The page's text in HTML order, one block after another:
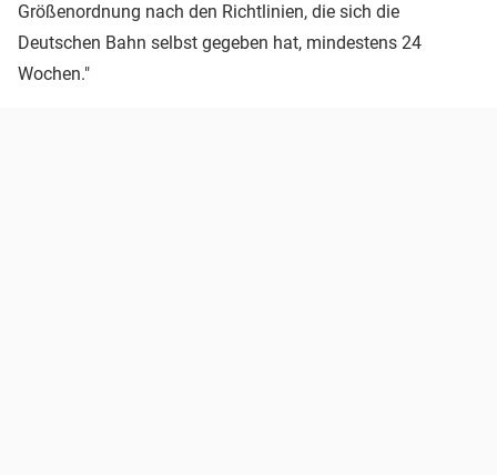
Größenordnung nach den Richtlinien, die sich die
Deutschen Bahn selbst gegeben hat, mindestens 24
Wochen."